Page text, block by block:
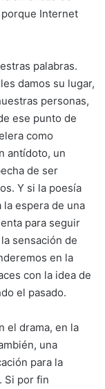
Internet
palabras.
damos su lugar,
personas,
ese punto de
como
antídoto, un
de ser
Y si la poesía
la espera de una
para seguir
sensación de
en la
con la idea de
el pasado.
el drama, en la
una
para la
Si por fin